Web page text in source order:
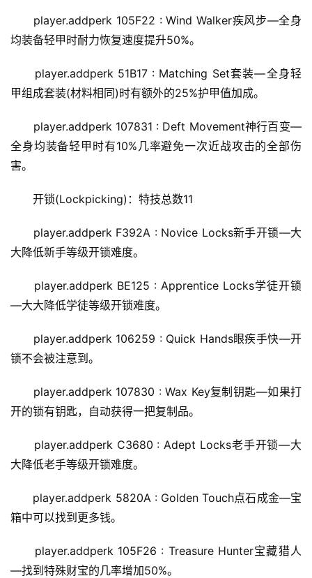
player.addperk 105F22 : Wind Walker疾风步—全身
均装备轻甲时耐力恢复速度提升50%。
player.addperk 51B17 : Matching Set套装—全身轻
甲组成套装(材料相同)时有额外的25%护甲值加成。
player.addperk 107831 : Deft Movement神行百变—
全身均装备轻甲时有10%几率避免一次近战攻击的全部伤
害。
开锁(Lockpicking)：特技总数11
player.addperk F392A : Novice Locks新手开锁—大
大降低新手等级开锁难度。
player.addperk BE125 : Apprentice Locks学徒开锁
—大大降低学徒等级开锁难度。
player.addperk 106259 : Quick Hands眼疾手快—开
锁不会被注意到。
player.addperk 107830 : Wax Key复制钥匙—如果打
开的锁有钥匙，自动获得一把复制品。
player.addperk C3680 : Adept Locks老手开锁—大
大降低老手等级开锁难度。
player.addperk 5820A : Golden Touch点石成金—宝
箱中可以找到更多钱。
player.addperk 105F26 : Treasure Hunter宝藏猎人
—找到特殊财宝的几率增加50%。